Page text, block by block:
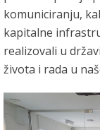
komuniciranju,
kapitalne
realizovali u
života i rada u